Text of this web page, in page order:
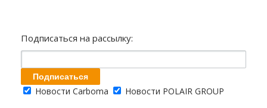
Подписаться на рассылку:
Новости Carboma Новости POLAIR GROUP